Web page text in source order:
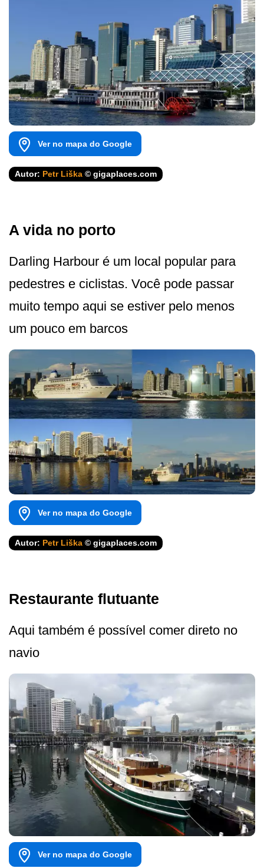
Ver no mapa do Google
Autor: Petr Liška © gigaplaces.com
A vida no porto
Darling Harbour é um local popular para
pedestres e ciclistas. Você pode passar
muito tempo aqui se estiver pelo menos
um pouco em barcos
Ver no mapa do Google
Autor: Petr Liška © gigaplaces.com
Restaurante flutuante
Aqui também é possível comer direto no
navio
Ver no mapa do Google